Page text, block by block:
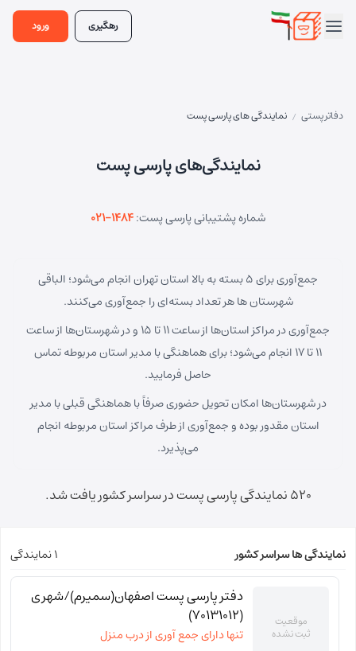
رهگیری ورود
دفاتر پستی / نمایندگی های پارسی پست
نمایندگی‌های پارسی پست
شماره پشتیبانی پارسی پست:۰۲۱-۱۴۸۴
جمع‌آوری برای ۵ بسته به بالا استان تهران انجام می‌شود؛ الباقی
شهرستان ها هر تعداد بسته‌ای را جمع‌آوری می‌کنند.
جمع‌آوری در مراکز استان‌ها از ساعت ۱۱ تا ۱۵ و در شهرستان‌ها از ساعت
۱۱ تا ۱۷ انجام می‌شود؛ برای هماهنگی با مدیر استان مربوطه تماس
حاصل فرمایید.
در شهرستان‌ها امکان تحویل حضوری صرفاً با هماهنگی قبلی با مدیر
استان مقدور بوده و جمع‌آوری از طرف مراکز استان مربوطه انجام
می‌پذیرد.
520 نمایندگی پارسی پست در سراسر کشور یافت شد.
نمایندگی ها سراسر کشور 1 نمایندگی
موقعیت
ثبت نشده
دفتر پارسی پست اصفهان(سمیرم)/شهری
(70131012)
تنها دارای جمع آوری از درب منزل